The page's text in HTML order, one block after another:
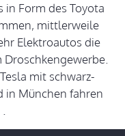
in Form des Toyota
mittlerweile
Elektroautos die
Droschkengewerbe.
mit schwarz-
in München fahren
.